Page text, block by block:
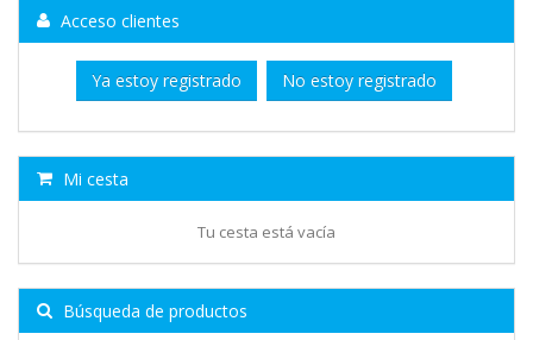
Acceso clientes
Ya estoy registrado No estoy registrado
Mi cesta
Tu cesta está vacía
Búsqueda de productos